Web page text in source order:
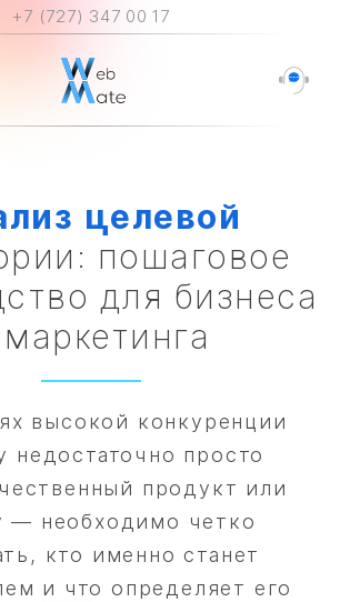
+7 (727) 347 00 17
целевой
пошаговое
для бизнеса
высокой конкуренции
недостаточно просто
продукт или
— необходимо четко
кто именно станет
и что определяет его